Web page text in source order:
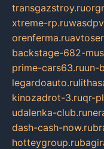
transgazstroy.ru
xtreme-rp.ru
orenferma.ru
backstage-682-
prime-cars63.ruun-
legardoauto.ru
kinozadrot-3.ruqr-
udalenka-club.ru
dash-cash-now.ru
hotteygroup.ru